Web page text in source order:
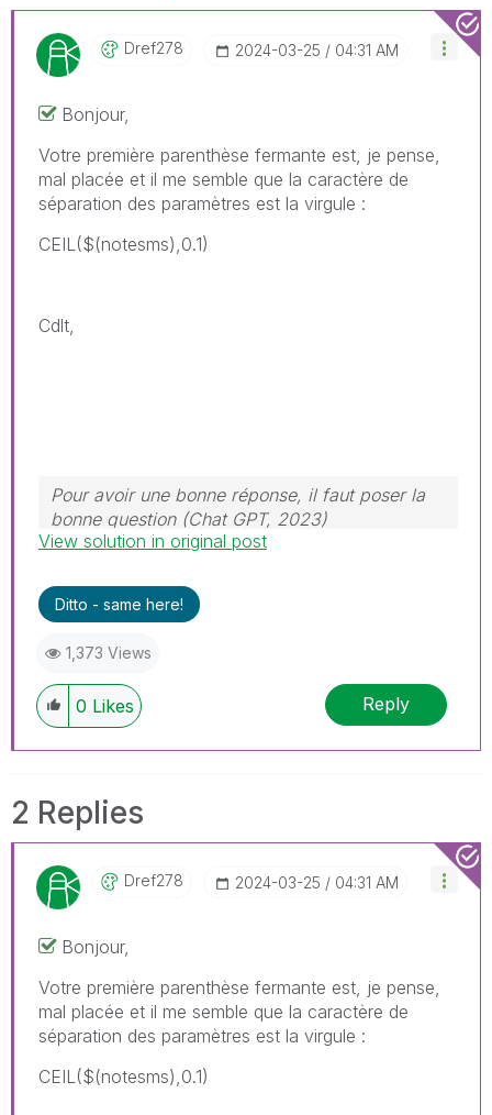
Dref278 ‎2024-03-25 04:31 AM
Bonjour,
Votre première parenthèse fermante est, je pense,
mal placée et il me semble que la caractère de
séparation des paramètres est la virgule :
CEIL($(notesms),0.1)
Cdlt,
Pour avoir une bonne réponse, il faut poser la
bonne question (Chat GPT, 2023)
View solution in original post
Ditto - same here!
1,373 Views
0 Likes Reply
2 Replies
Dref278 ‎2024-03-25 04:31 AM
Bonjour,
Votre première parenthèse fermante est, je pense,
mal placée et il me semble que la caractère de
séparation des paramètres est la virgule :
CEIL($(notesms),0.1)